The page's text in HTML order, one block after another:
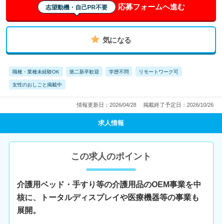
志望動機・自己PR不要 応募フォームへ進む
気になる
職種・業種未経験OK 第二新卒歓迎 学歴不問 リモートワーク可
女性のおしごと掲載中
情報更新日：2026/04/28 掲載終了予定日：2026/10/26
求人情報
この求人のポイント
介護用ベッド・手すり等の介護用品のOEM事業を中
核に、トータルディスプレイや医療機器等の事業も
展開。